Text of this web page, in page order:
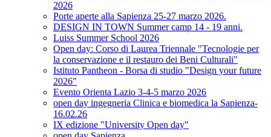
2026
Porte aperte alla Sapienza 25-27 marzo 2026.
DESIGN IN TOWN Summer camp 14 - 19 anni.
Luiss Summer School 2026
Open day: Corso di Laurea Triennale "Tecnologie per
la conservazione e il restauro dei Beni Culturali"
Istituto Pantheon - Borsa di studio "Design your future
2026"
Evento Orienta Lazio 3-4-5 marzo 2026
open day ingegneria Clinica e biomedica la Sapienza-
16.02.26
IX edizione "University Open day"